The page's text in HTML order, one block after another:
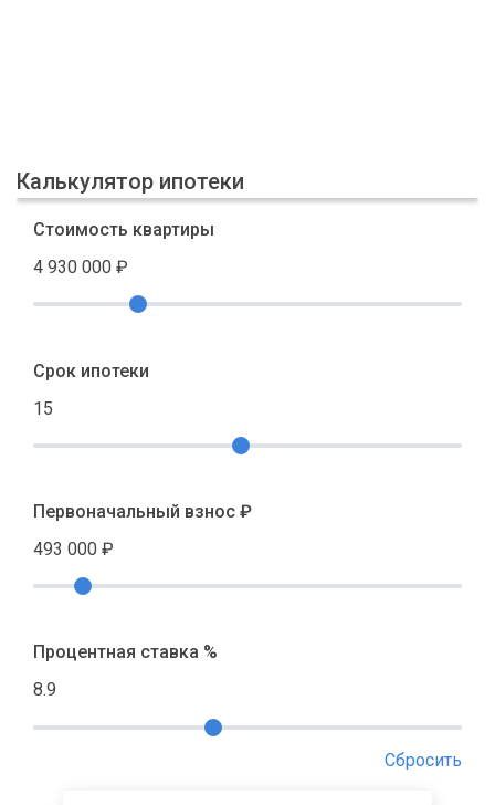
Калькулятор ипотеки
Стоимость квартиры
4 930 000 ₽
Срок ипотеки
15
Первоначальный взнос ₽
493 000 ₽
Процентная ставка %
8.9
Сбросить